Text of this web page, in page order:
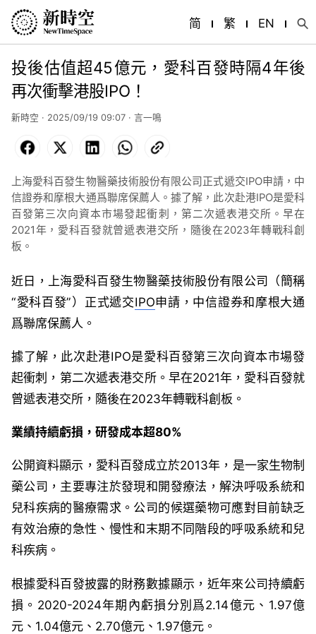
简 繁 EN
投後估值超45億元，愛科百發時隔4年後
再次衝擊港股IPO！
新時空 · 2025/09/19 09:07 · 言一鳴
Facebook LinkedIn WhatsApp
上海愛科百發生物醫藥技術股份有限公司正式遞交IPO申請，中
信證券和摩根大通爲聯席保薦人。據了解，此次赴港IPO是愛科
百發第三次向資本市場發起衝刺，第二次遞表港交所。早在
2021年，愛科百發就曾遞表港交所，隨後在2023年轉戰科創
板。
近日，上海愛科百發生物醫藥技術股份有限公司（簡稱
“愛科百發”）正式遞交IPO申請，中信證券和摩根大通
爲聯席保薦人。
據了解，此次赴港IPO是愛科百發第三次向資本市場發
起衝刺，第二次遞表港交所。早在2021年，愛科百發就
曾遞表港交所，隨後在2023年轉戰科創板。
業績持續虧損，研發成本超80%
公開資料顯示， 愛科百發成立於2013年 ，是一家生物制
藥公司， 主要專注於發現和開發療法，解決呼吸系統和
兒科疾病的醫療需求。公司的候選藥物可應對目前缺乏
有效治療的急性、慢性和末期不同階段的呼吸系統和兒
科疾病。
根據愛科百發披露的財務數據顯示，近年來公司持續虧
損。 2020-2024年期內虧損分別爲2.14億元、 1.97億
元、 1.04億元、 2.70億元、 1.97億元。